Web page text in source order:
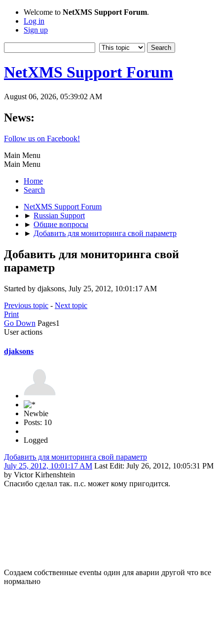
Welcome to NetXMS Support Forum.
Log in
Sign up
NetXMS Support Forum
August 06, 2026, 05:39:02 AM
News:
Follow us on Facebook!
Main Menu
Main Menu
Home
Search
NetXMS Support Forum
► Russian Support
► Общие вопросы
► Добавить для мониторинга свой параметр
Добавить для мониторинга свой
параметр
Started by djaksons, July 25, 2012, 10:01:17 AM
Previous topic - Next topic
Print
Go Down Pages1
User actions
djaksons
Newbie
Posts: 10
Logged
Добавить для мониторинга свой параметр
July 25, 2012, 10:01:17 AM Last Edit: July 26, 2012, 10:05:31 PM
by Victor Kirhenshtein
Спасибо сделал так. п.с. может кому пригодится.
Создаем собственные eventы один для аварии другой что все
нормально